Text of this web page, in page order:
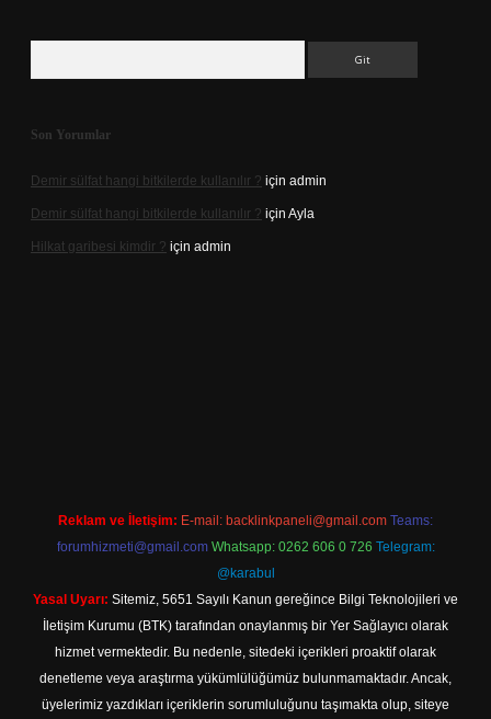
Son Yorumlar
Demir sülfat hangi bitkilerde kullanılır ? için admin
Demir sülfat hangi bitkilerde kullanılır ? için Ayla
Hilkat garibesi kimdir ? için admin
Reklam ve İletişim: E-mail: backlinkpaneli@gmail.com Teams:
forumhizmeti@gmail.com Whatsapp: 0262 606 0 726 Telegram:
@karabul
Yasal Uyarı: Sitemiz, 5651 Sayılı Kanun gereğince Bilgi Teknolojileri ve
İletişim Kurumu (BTK) tarafından onaylanmış bir Yer Sağlayıcı olarak
hizmet vermektedir. Bu nedenle, sitedeki içerikleri proaktif olarak
denetleme veya araştırma yükümlülüğümüz bulunmamaktadır. Ancak,
üyelerimiz yazdıkları içeriklerin sorumluluğunu taşımakta olup, siteye